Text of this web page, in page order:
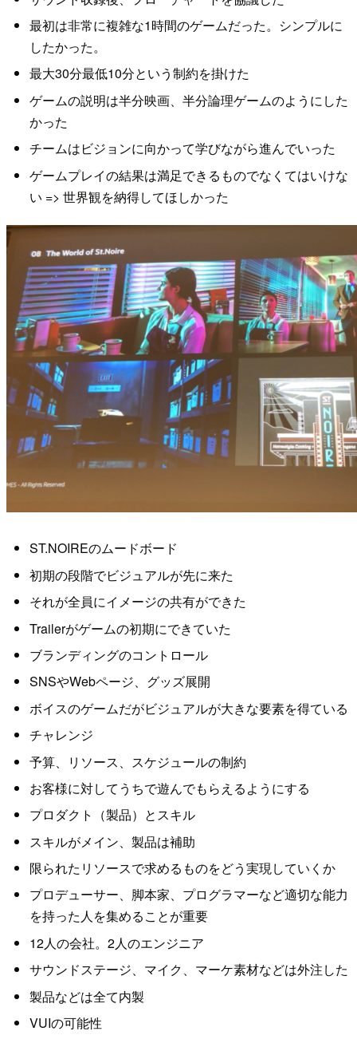
最初は非常に複雑な1時間のゲームだった。シンプルに
したかった。
最大30分最低10分という制約を掛けた
ゲームの説明は半分映画、半分論理ゲームのようにした
かった
チームはビジョンに向かって学びながら進んでいった
ゲームプレイの結果は満足できるものでなくてはいけな
い => 世界観を納得してほしかった
ST.NOIREのムードボード
初期の段階でビジュアルが先に来た
それが全員にイメージの共有ができた
Trailerがゲームの初期にできていた
ブランディングのコントロール
SNSやWebページ、グッズ展開
ボイスのゲームだがビジュアルが大きな要素を得ている
チャレンジ
予算、リソース、スケジュールの制約
お客様に対してうちで遊んでもらえるようにする
プロダクト（製品）とスキル
スキルがメイン、製品は補助
限られたリソースで求めるものをどう実現していくか
プロデューサー、脚本家、プログラマーなど適切な能力
を持った人を集めることが重要
12人の会社。2人のエンジニア
サウンドステージ、マイク、マーケ素材などは外注した
製品などは全て内製
VUIの可能性